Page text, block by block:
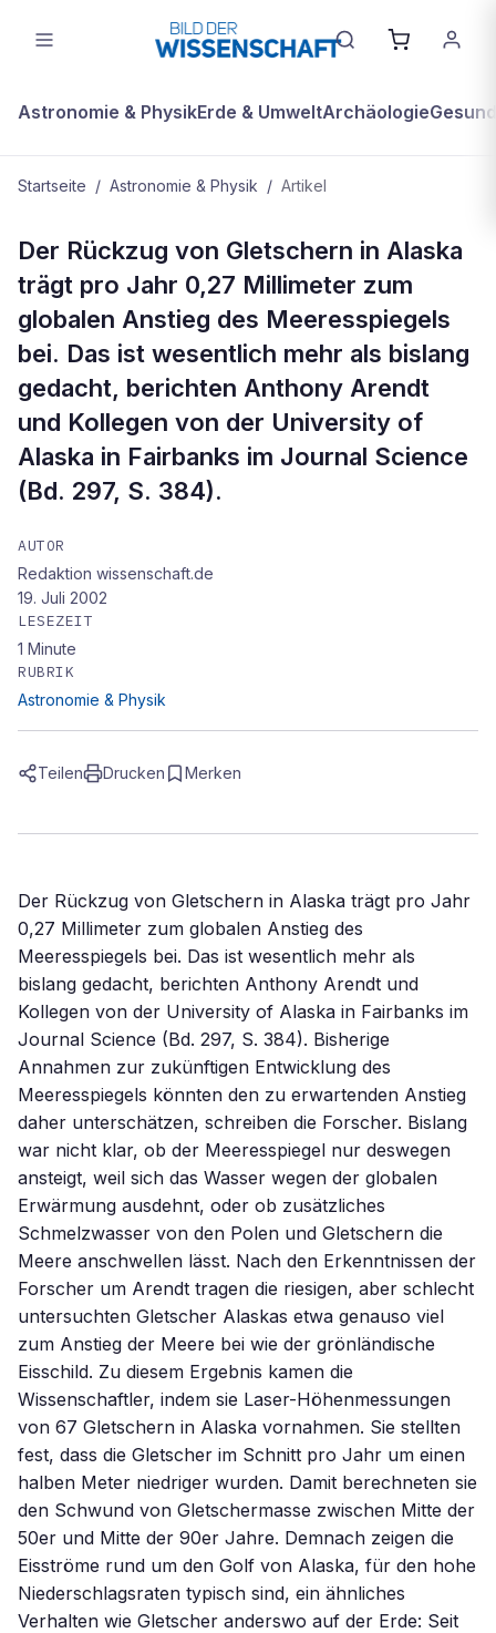
Astronomie & PhysikErde & UmweltArchäologie
Startseite / Astronomie & Physik / Artikel
Schmelzende Gletscher in Alaska
beschleunigen Meeresspiegelanstieg
Der Rückzug von Gletschern in Alaska
trägt pro Jahr 0,27 Millimeter zum
globalen Anstieg des Meeresspiegels
bei. Das ist wesentlich mehr als bislang
gedacht, berichten Anthony Arendt
und Kollegen von der University of
Alaska in Fairbanks im Journal Science
(Bd. 297, S. 384).
AUTOR
Redaktion wissenschaft.de
19. Juli 2002
LESEZEIT
1 Minute
RUBRIK
Astronomie & Physik
Teilen Drucken Merken
Der Rückzug von Gletschern in Alaska trägt pro Jahr
0,27 Millimeter zum globalen Anstieg des
Meeresspiegels bei. Das ist wesentlich mehr als
bislang gedacht, berichten Anthony Arendt und
Kollegen von der University of Alaska in Fairbanks im
Journal Science (Bd. 297, S. 384). Bisherige
Annahmen zur zukünftigen Entwicklung des
Meeresspiegels könnten den zu erwartenden Anstieg
daher unterschätzen, schreiben die Forscher. Bislang
war nicht klar, ob der Meeresspiegel nur deswegen
ansteigt, weil sich das Wasser wegen der globalen
Erwärmung ausdehnt, oder ob zusätzliches
Schmelzwasser von den Polen und Gletschern die
Meere anschwellen lässt. Nach den Erkenntnissen der
Forscher um Arendt tragen die riesigen, aber schlecht
untersuchten Gletscher Alaskas etwa genauso viel
zum Anstieg der Meere bei wie der grönländische
Eisschild. Zu diesem Ergebnis kamen die
Wissenschaftler, indem sie Laser-Höhenmessungen
von 67 Gletschern in Alaska vornahmen. Sie stellten
fest, dass die Gletscher im Schnitt pro Jahr um einen
halben Meter niedriger wurden. Damit berechneten sie
den Schwund von Gletschermasse zwischen Mitte der
50er und Mitte der 90er Jahre. Demnach zeigen die
Eisströme rund um den Golf von Alaska, für den hohe
Niederschlagsraten typisch sind, ein ähnliches
Verhalten wie Gletscher anderswo auf der Erde: Seit